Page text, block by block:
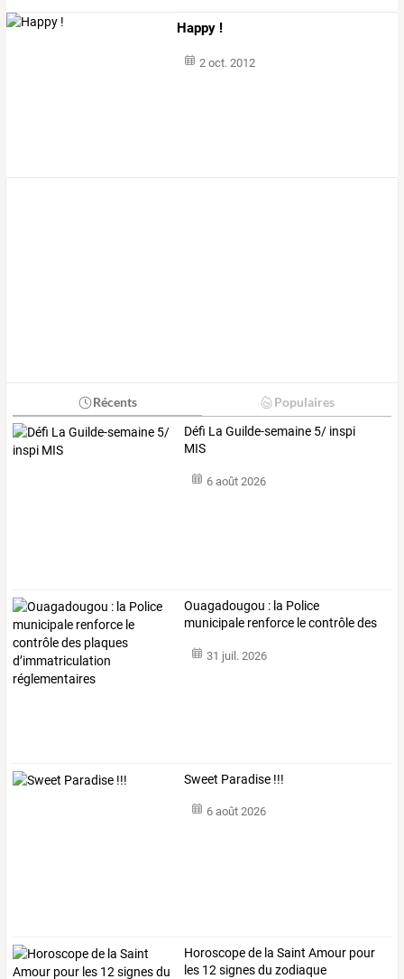
Happy !
2 oct. 2012
Récents Populaires
Défi La Guilde-semaine 5/ inspi
MIS
6 août 2026
Ouagadougou : la Police
municipale renforce lecontrôledes
31 juil. 2026
Sweet Paradise !!!
6 août 2026
Horoscope de la Saint Amour pour
les 12 signes du zodiaque